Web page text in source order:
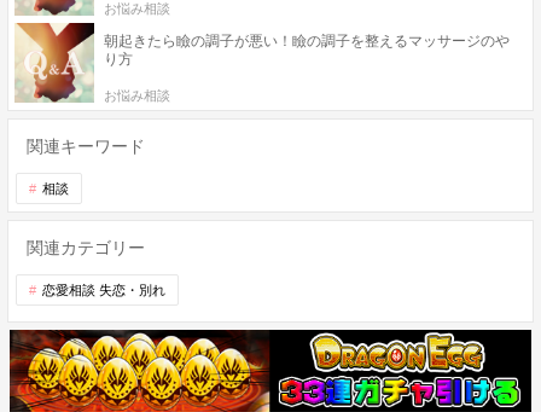
お悩み相談
朝起きたら瞼の調子が悪い！瞼の調子を整えるマッサージのや
り方
お悩み相談
関連キーワード
相談
関連カテゴリー
恋愛相談 失恋・別れ